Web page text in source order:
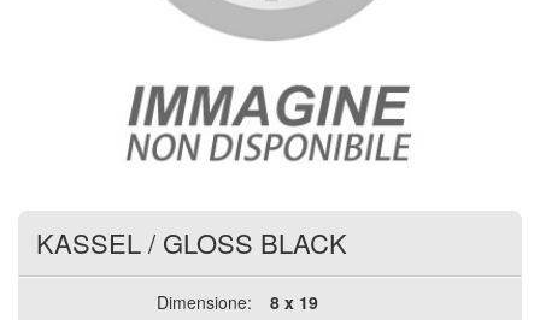
KASSEL/ GLOSS BLACK
Dimensione:
8 x 19